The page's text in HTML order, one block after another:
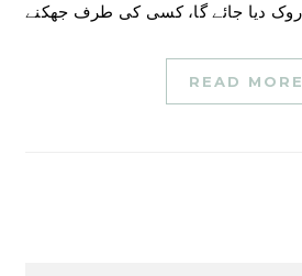
READ MORE